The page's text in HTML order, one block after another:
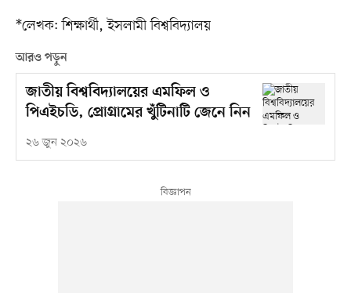
*লেখক: শিক্ষার্থী, ইসলামী বিশ্ববিদ্যালয়
আরও পড়ুন
জাতীয় বিশ্ববিদ্যালয়ের এমফিল ও
পিএইচডি, প্রোগ্রামের খুঁটিনাটি জেনে নিন
২৬ জুন ২০২৬